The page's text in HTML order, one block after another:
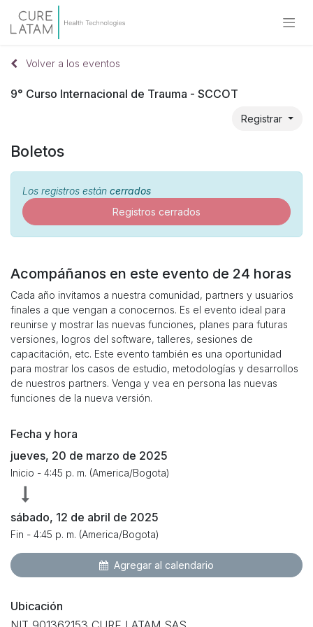
Volver a los eventos
9° Curso Internacional de Trauma - SCCOT
Registrar
Boletos
Los registros están cerrados
Registros cerrados
Acompáñanos en este evento de 24 horas
Cada año invitamos a nuestra comunidad, partners y usuarios
finales a que vengan a conocernos. Es el evento ideal para
reunirse y mostrar las nuevas funciones, planes para futuras
versiones, logros del software, talleres, sesiones de
capacitación, etc. Este evento también es una oportunidad
para mostrar los casos de estudio, metodologías y desarrollos
de nuestros partners. Venga y vea en persona las nuevas
funciones de la nueva versión.
Fecha y hora
jueves, 20 de marzo de 2025
Inicio - 4:45 p. m. (America/Bogota)
sábado, 12 de abril de 2025
Fin - 4:45 p. m. (America/Bogota)
Agregar al calendario
Ubicación